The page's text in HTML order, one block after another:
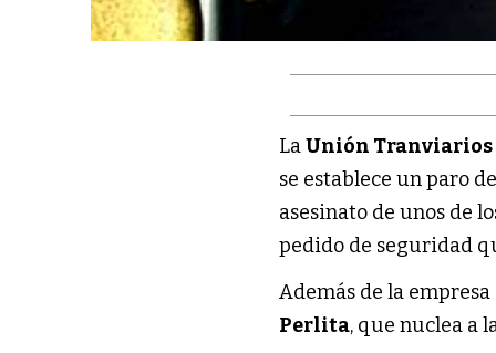
LaUnión
se establece un paro
asesinato de unos de
pedido de seguridad
Además de la empresa
Perlita, que nuclea a